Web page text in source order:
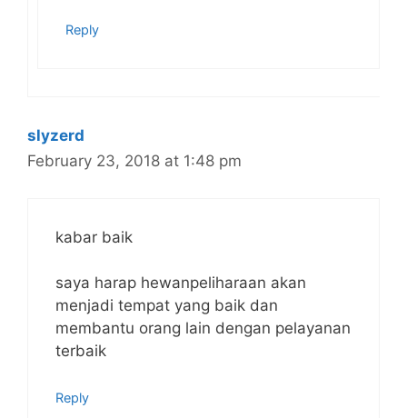
Reply
slyzerd
February 23, 2018 at 1:48 pm
kabar baik
saya harap hewanpeliharaan akan
menjadi tempat yang baik dan
membantu orang lain dengan pelayanan
terbaik
Reply